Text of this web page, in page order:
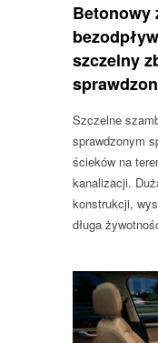
Betonowy
szczelny
Szczelne
sprawdzonym
ścieków na
kanalizacji.
konstrukcji,
długa